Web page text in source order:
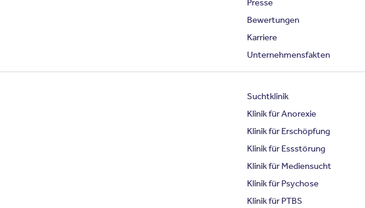
Presse
Bewertungen
Karriere
Unternehmensfakten
Suchtklinik
Klinik für Anorexie
Klinik für Erschöpfung
Klinik für Essstörung
Klinik für Mediensucht
Klinik für Psychose
Klinik für PTBS